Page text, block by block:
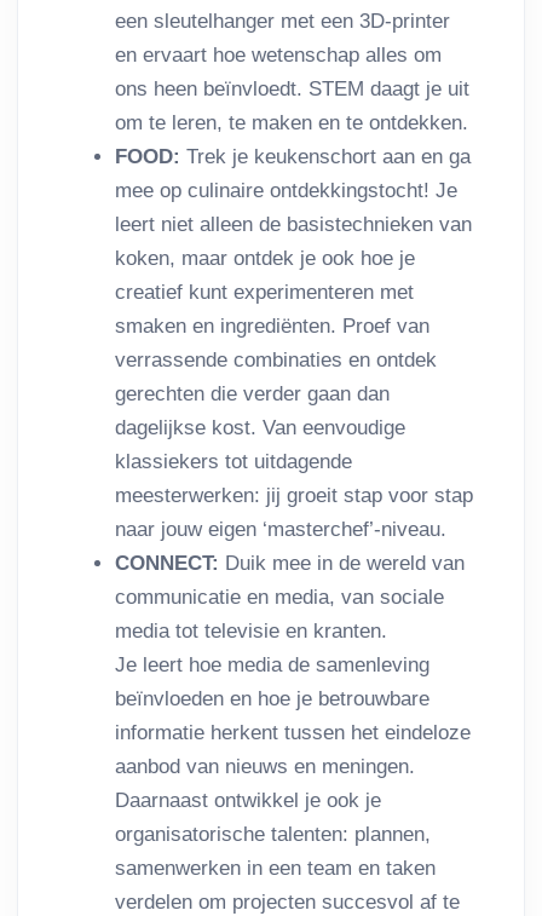
een sleutelhanger met een 3D-printer
en ervaart hoe wetenschap alles om
ons heen beïnvloedt. STEM daagt je uit
om te leren, te maken en te ontdekken.
FOOD: Trek je keukenschort aan en ga
mee op culinaire ontdekkingstocht! Je
leert niet alleen de basistechnieken van
koken, maar ontdek je ook hoe je
creatief kunt experimenteren met
smaken en ingrediënten. Proef van
verrassende combinaties en ontdek
gerechten die verder gaan dan
dagelijkse kost. Van eenvoudige
klassiekers tot uitdagende
meesterwerken: jij groeit stap voor stap
naar jouw eigen ‘masterchef’-niveau.
CONNECT: Duik mee in de wereld van
communicatie en media, van sociale
media tot televisie en kranten.
Je leert hoe media de samenleving
beïnvloeden en hoe je betrouwbare
informatie herkent tussen het eindeloze
aanbod van nieuws en meningen.
Daarnaast ontwikkel je ook je
organisatorische talenten: plannen,
samenwerken in een team en taken
verdelen om projecten succesvol af te